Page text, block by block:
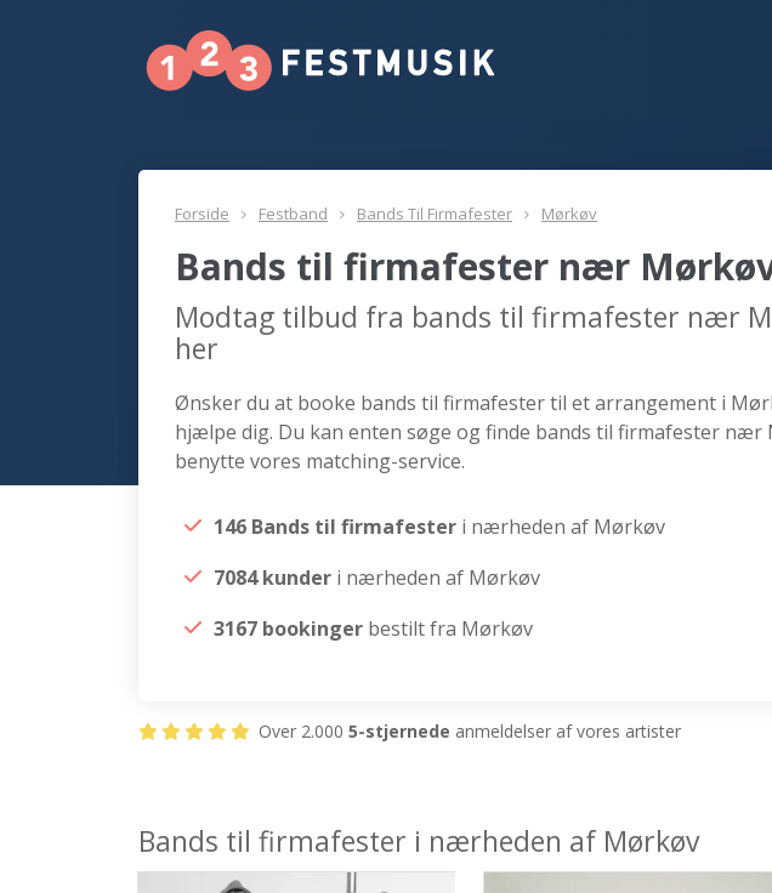
Forside Festband Bands Til Firmafester Mørkøv
Bands til firmafester nær
Modtag tilbud fra bands til firmafester nær
her
Ønsker du at booke bands til firmafester til et arrangement i
hjælpe dig. Du kan enten søge og finde bands til firmafester nær
benytte vores matching-service.
146 Bands til firmafester i nærheden af Mørkøv
7084 kunder i nærheden af Mørkøv
3167 bookinger bestilt fra Mørkøv
Over 2.000 5-stjernede anmeldelser af vores artister
Bands til firmafester i nærheden af Mørkøv